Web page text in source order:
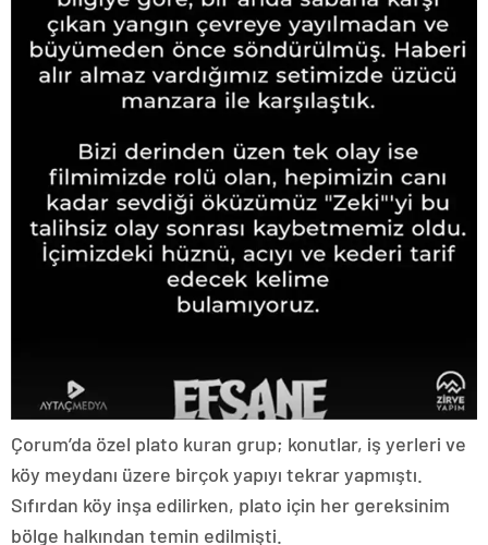
Çorum’da özel plato kuran grup; konutlar, iş yerleri ve
köy meydanı üzere birçok yapıyı tekrar yapmıştı.
Sıfırdan köy inşa edilirken, plato için her gereksinim
bölge halkından temin edilmişti.